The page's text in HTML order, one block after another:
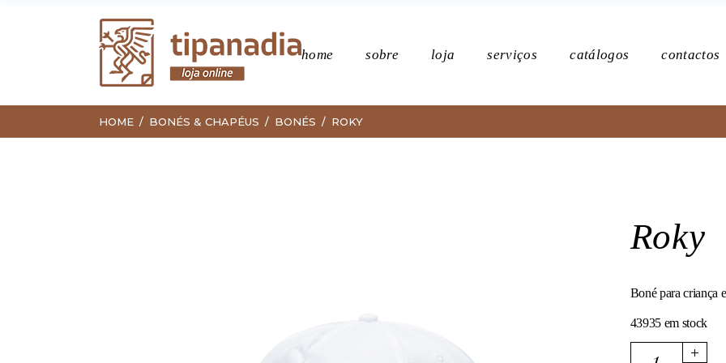
home sobre loja serviços catálogos contactos
HOME BONÉS & CHAPÉUS BONÉS ROKY
Roky
Boné para criança
43935 em stock
Roky quantity